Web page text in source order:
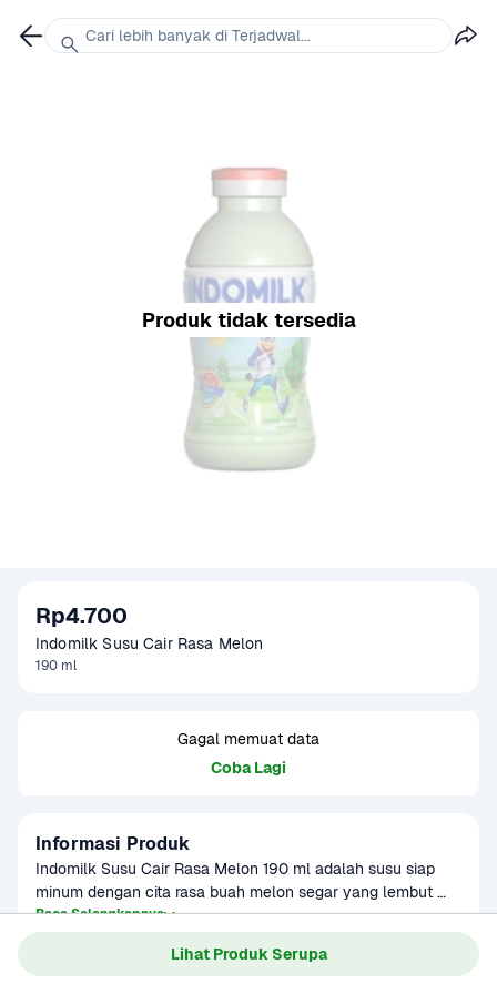
Lihat Produk Serupa
Produk tidak tersedia
Rp4.700
Indomilk Susu Cair Rasa Melon
190 ml
Gagal memuat data
Coba Lagi
Informasi Produk
Indomilk Susu Cair Rasa Melon 190 ml adalah susu siap
minum dengan cita rasa buah melon segar yang lembut
dan manis. Kombinasi sempurna antara susu berkualitas
dan rasa buah tropis ini cocok untuk anak-anak maupun
dewasa. Hadir dalam kemasan kotak 190 ml yang praktis
Baca Selengkapnya
Kategori
Ibu & Bayi
2-8 bulan
Cari lebih banyak di Terjadwal...